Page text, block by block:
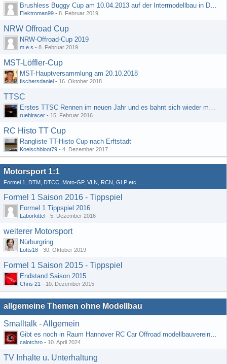
Brushless Buggy Cup am 10.04.2013 auf der Intermodellbau in Dortmund
Elektroman99 - 8. Februar 2019
NRW Offroad Cup
NRW-Offroad-Cup 2019
m e s - 8. Februar 2019
MST-Löffler-Cup
MST-Hauptversammlung am 20.10.2018
fischersdaniel - 16. Oktober 2018
TTSC
Erstes TTSC Rennen im neuen Jahr und es bahnt sich wieder mal eine Rekordteilnehmerzahl an
ruebiracer - 15. Februar 2016
RC Histo TT Cup
Rangliste TT-Histo Cup nach Erftstadt
Koelschbloot79 - 4. Dezember 2017
Motorsport 1:1
Formel 1, DTM, DTCC, Moto-GP, VLN, RCN, GLP etc......
Formel 1 Saison 2016 - Tippspiel
Formel 1 Tippspiel 2016
Laborkittel - 5. Dezember 2016
weiterer Motorsport
Nürburgring
Lotts18 - 30. Oktober 2019
Formel 1 Saison 2015 - Tippspiel
Endstand Saison 2015
Chris 21 - 10. Dezember 2015
allgemeine Themen ohne Modellbau
Smalltalk - Allgemein
Gibt es noch in Raum Hannover RC Car Offroad modellbauvereine, habe selbst schon gegoogelt aber erfolglos
calotchro - 10. April 2024
TV Inhalte u. Unterhaltung